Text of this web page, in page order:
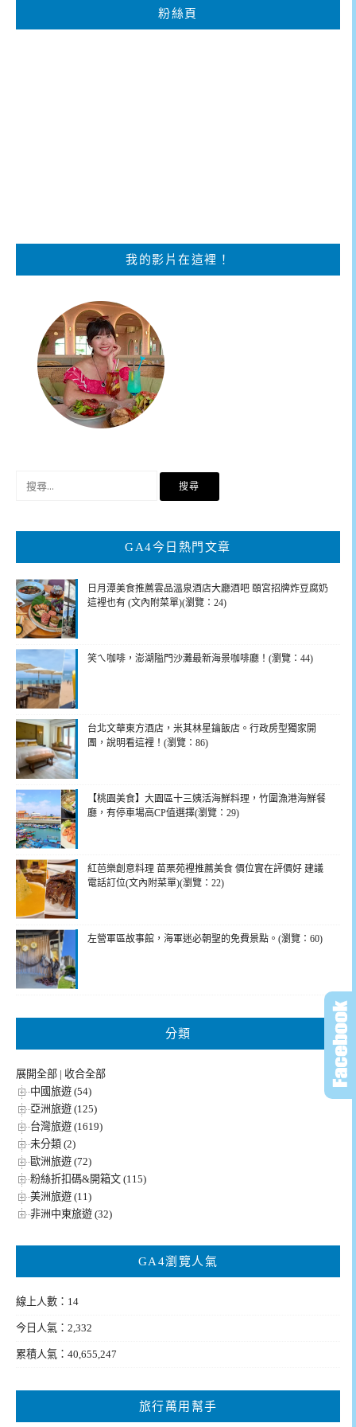
粉絲頁
我的影片在這裡！
鍵
GA4今日熱門文章
日月潭美食推薦雲品溫泉酒店大廳酒吧 頤宮招牌炸豆腐奶
這裡也有 (文內附菜單)(瀏覽：24)
笑ㄟ咖啡，澎湖隘門沙灘最新海景咖啡廳！(瀏覽：44)
台北文華東方酒店，米其林星鑰飯店。行政房型獨家開
團，說明看這裡！(瀏覽：86)
【桃園美食】大園區十三姨活海鮮料理，竹圍漁港海鮮餐
廳，有停車場高CP值選擇(瀏覽：29)
紅芭樂創意料理 苗栗苑裡推薦美食 價位實在評價好 建議
電話訂位(文內附菜單)(瀏覽：22)
左營軍區故事館，海軍迷必朝聖的免費景點。(瀏覽：60)
分類
展開全部 | 收合全部
中國旅遊 (54)
亞洲旅遊 (125)
台灣旅遊 (1619)
未分類 (2)
歐洲旅遊 (72)
粉絲折扣碼&開箱文 (115)
美洲旅遊 (11)
非洲中東旅遊 (32)
GA4瀏覽人氣
線上人數：14
今日人氣：2,332
累積人氣：40,655,247
旅行萬用幫手